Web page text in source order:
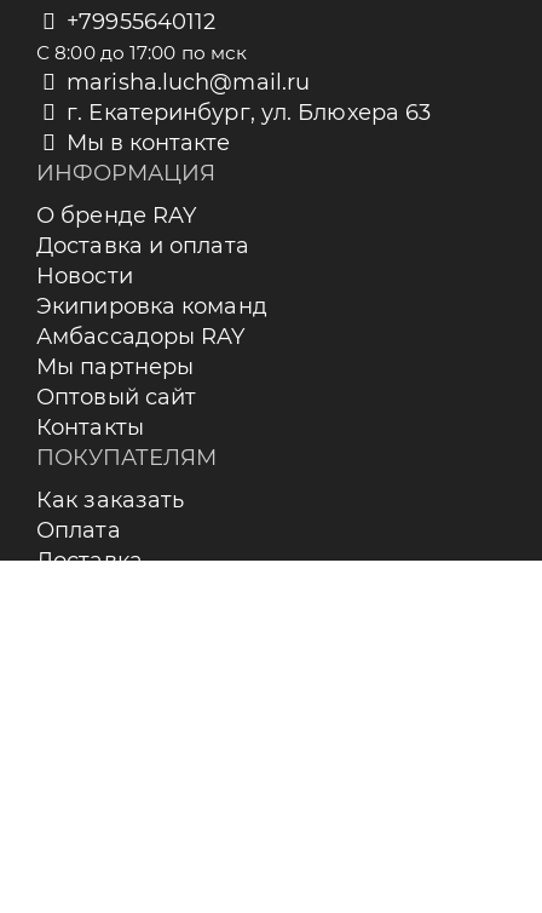
+79955640112
С 8:00 до 17:00 по мск
marisha.luch@mail.ru
г. Екатеринбург, ул. Блюхера 63
Мы в контакте
ИНФОРМАЦИЯ
О бренде RAY
Доставка и оплата
Новости
Экипировка команд
Амбассадоры RAY
Мы партнеры
Оптовый сайт
Контакты
ПОКУПАТЕЛЯМ
Как заказать
Оплата
Доставка